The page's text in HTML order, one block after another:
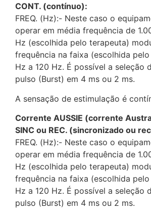
CONT. (contínuo):
FREQ. (Hz):- Neste caso o
operar em média frequência de
Hz (escolhida pelo terapeuta)
frequência na faixa (escolhida
Hz a 120 Hz. É possível a seleção
pulso (Burst) em 4 ms ou 2 ms.
A sensação de estimulação é
Corrente AUSSIE (corrente
SINC ou REC. (sincronizado ou
FREQ. (Hz):- Neste caso o
operar em média frequência de
Hz (escolhida pelo terapeuta)
frequência na faixa (escolhida
Hz a 120 Hz. É possível a seleção
pulso (Burst) em 4 ms ou 2 ms.